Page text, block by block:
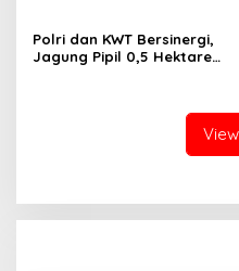
Polri dan KWT Bersinergi,
Jagung Pipil 0,5 Hektare